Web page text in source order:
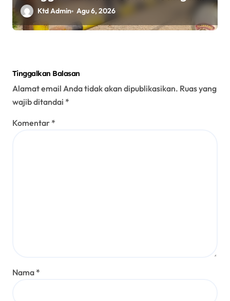
Dawas, Massa Aksi POSE RI
bersama Barikade 98 Minta
Ktd Admin Agu 6, 2026
Tinggalkan Balasan
Alamat email Anda tidak akan dipublikasikan. Ruas yang
wajib ditandai *
Komentar *
Nama *